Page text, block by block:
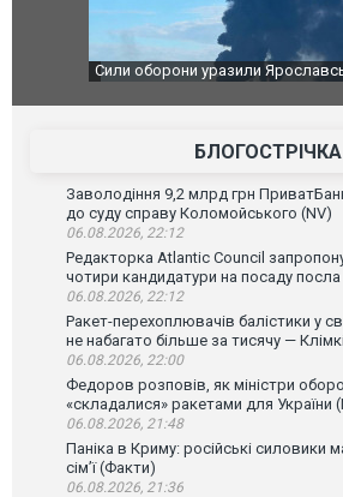
Сили оборони уразили
губернатор регіону заявив про
атаку. ВІДЕО
БЛОГОСТРІЧКА
Заволодіння 9,2 млрд грн
до суду справу Коломойського (NV)
06.08.2026, 22:12
Редакторка Atlantic Council
чотири кандидатури на посаду
06.08.2026, 22:12
Ракет-перехоплювачів балістики у
не набагато більше за тисячу —
06.08.2026, 22:00
Федоров розповів, як міністри
«складалися» ракетами для України
06.08.2026, 21:48
Паніка в Криму: російські силовики
сім’ї (Факти)
06.08.2026, 21:36